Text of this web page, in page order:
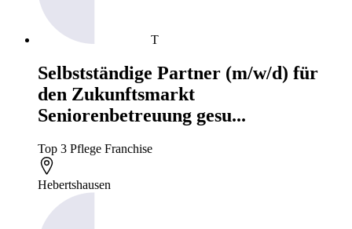
T
Selbstständige Partner (m/w/d) für
den Zukunftsmarkt
Seniorenbetreuung gesu...
Top 3 Pflege Franchise
Hebertshausen